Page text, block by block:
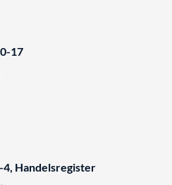
17
4, Handelsregister